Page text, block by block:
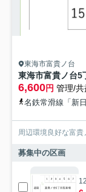
東海市富貴ノ台
東海市富貴ノ台5
6,600円 管理/共
名鉄常滑線「新
周辺環境良好な富貴
募集中の区画
12